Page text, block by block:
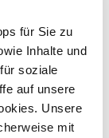
für Sie zu
Inhalte und
soziale
auf unsere
Unsere
mit
wähle zunächst